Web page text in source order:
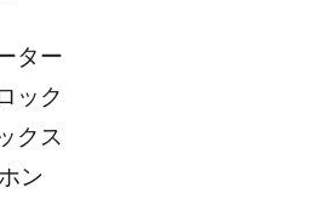
ター
ック
クス
ン